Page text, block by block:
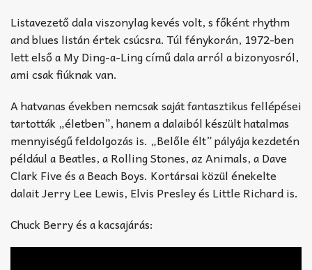
Listavezető dala viszonylag kevés volt, s főként rhythm
and blues listán értek csúcsra. Túl fénykorán, 1972-ben
lett első a My Ding-a-Ling című dala arról a bizonyosról,
ami csak fiúknak van.
A hatvanas években nemcsak saját fantasztikus fellépései
tartották „életben”, hanem a dalaiból készült hatalmas
mennyiségű feldolgozás is. „Belőle élt” pályája kezdetén
például a Beatles, a Rolling Stones, az Animals, a Dave
Clark Five és a Beach Boys. Kortársai közül énekelte
dalait Jerry Lee Lewis, Elvis Presley és Little Richard is.
Chuck Berry és a kacsajárás: